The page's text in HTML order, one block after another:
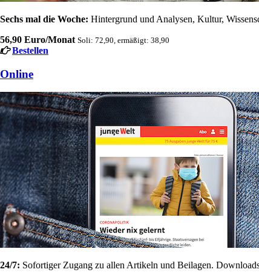
Sechs mal die Woche: Hintergrund und Analysen, Kultur,
56,90 Euro/Monat Soli: 72,90, ermäßigt: 38,90
Bestellen
Online
24/7: Sofortiger Zugang zu allen Artikeln und Beilagen.